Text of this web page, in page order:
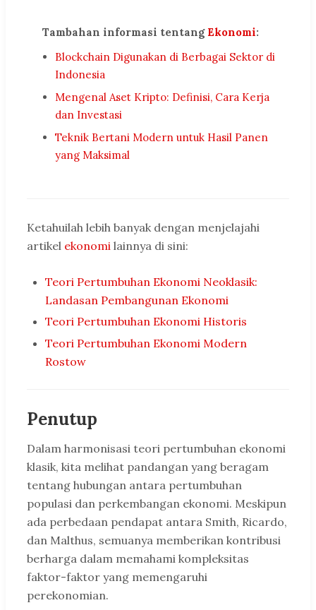
Tambahan informasi tentang Ekonomi:
Blockchain Digunakan di Berbagai Sektor di
Indonesia
Mengenal Aset Kripto: Definisi, Cara Kerja
dan Investasi
Teknik Bertani Modern untuk Hasil Panen
yang Maksimal
Ketahuilah lebih banyak dengan menjelajahi
artikel ekonomi lainnya di sini:
Teori Pertumbuhan Ekonomi Neoklasik:
Landasan Pembangunan Ekonomi
Teori Pertumbuhan Ekonomi Historis
Teori Pertumbuhan Ekonomi Modern
Rostow
Penutup
Dalam harmonisasi teori pertumbuhan ekonomi
klasik, kita melihat pandangan yang beragam
tentang hubungan antara pertumbuhan
populasi dan perkembangan ekonomi. Meskipun
ada perbedaan pendapat antara Smith, Ricardo,
dan Malthus, semuanya memberikan kontribusi
berharga dalam memahami kompleksitas
faktor-faktor yang memengaruhi
perekonomian.